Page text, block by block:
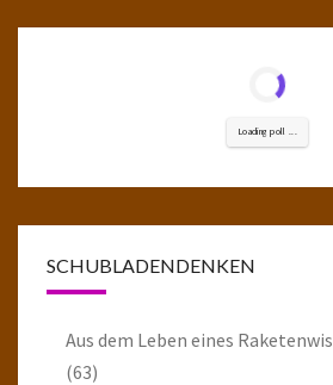
Loading poll ...
SCHUBLADENDENKEN
Aus dem Leben eines
(63)